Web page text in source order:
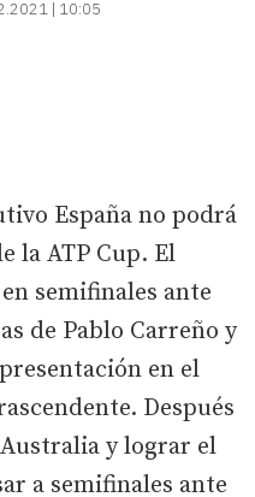
| 10:05
España no podrá
la ATP Cup. El
semifinales ante
de Pablo Carreño y
en el
Después
y lograr el
a semifinales ante